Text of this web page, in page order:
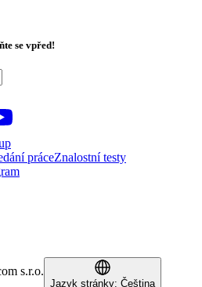
se vpřed!
práceZnalostní testy
s.r.o.
Jazyk stránky: Čeština